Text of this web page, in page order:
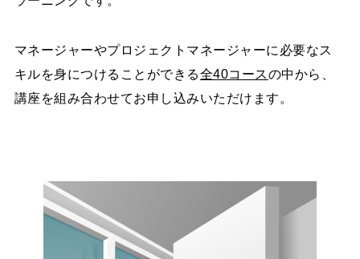
マネージャーやプロジェクトマネージャーに必要なス
キルを身につけることができる全40コースの中から、
講座を組み合わせてお申し込みいただけます。